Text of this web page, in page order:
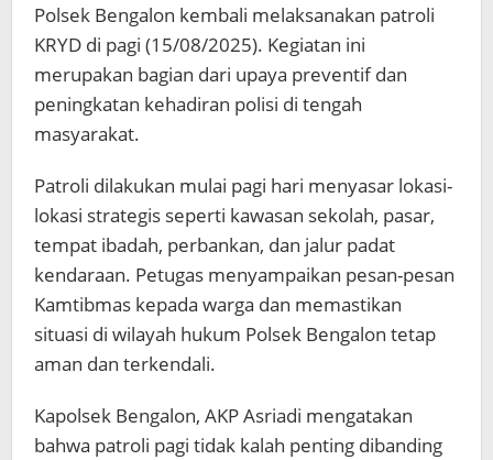
Polsek Bengalon kembali melaksanakan patroli
KRYD di pagi (15/08/2025). Kegiatan ini
merupakan bagian dari upaya preventif dan
peningkatan kehadiran polisi di tengah
masyarakat.
Patroli dilakukan mulai pagi hari menyasar lokasi-
lokasi strategis seperti kawasan sekolah, pasar,
tempat ibadah, perbankan, dan jalur padat
kendaraan. Petugas menyampaikan pesan-pesan
Kamtibmas kepada warga dan memastikan
situasi di wilayah hukum Polsek Bengalon tetap
aman dan terkendali.
Kapolsek Bengalon, AKP Asriadi mengatakan
bahwa patroli pagi tidak kalah penting dibanding